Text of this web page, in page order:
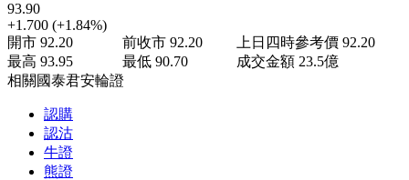
93.90
+1.700 (+1.84%)
開市 92.20 前收市 92.20 上日四時參考價 92.20
最高 93.95 最低 90.70 成交金額 23.5億
相關國泰君安輪證
認購
認沽
牛證
熊證